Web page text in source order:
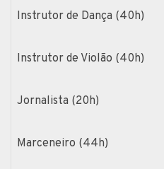
Instrutor de Dança (40h)
Instrutor de Violão (40h)
Jornalista (20h)
Marceneiro (44h)